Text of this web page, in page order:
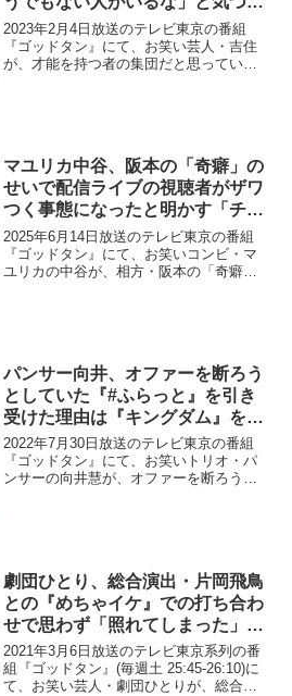
たと告白
2023年2月4日放送のテレビ東京の番組
『ゴッドタン』にて、お笑い芸人・吉住
が、才能を持つ者の集団だと思っていた
マユリカ中谷、阪本の「奇癖」の
せいで配信ライブの視聴者がザワ
つく事態になったと明かす「チャ
ット欄で…」
2025年6月14日放送のテレビ東京の番組
『ゴッドタン』にて、お笑いコンビ・マ
ユリカの中谷が、相方・阪本の「奇癖」
パンサー向井、オファーを断ろう
としていた『#ふらっと』を引き
受けた理由は『キングダム』を読
んで偉大な放送枠に挑戦しようと
思ったからであると告白
2022年7月30日放送のテレビ東京の番組
『ゴッドタン』にて、お笑いトリオ・パ
ンサーの向井慧が、オファーを断ろうと
劇団ひとり、総合演出・片岡飛鳥
との『めちゃイケ』での打ち合わ
せで思わず「照れてしまった」と
告白「いきなり矢部さんや加藤さ
んのマネを始めて…」
2021年3月6日放送のテレビ東京系列の番
組『ゴッドタン』(毎週土 25:45-26:10)に
て、お笑い芸人・劇団ひとりが、総合演